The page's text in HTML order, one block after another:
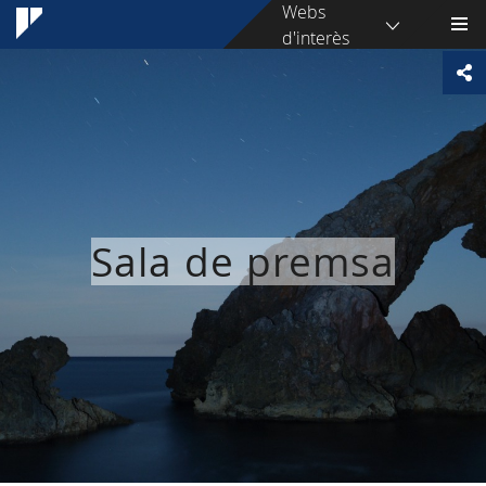
Webs
d'interès
Sala de premsa